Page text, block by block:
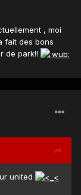
, moi
fait des bons
de park!!
united